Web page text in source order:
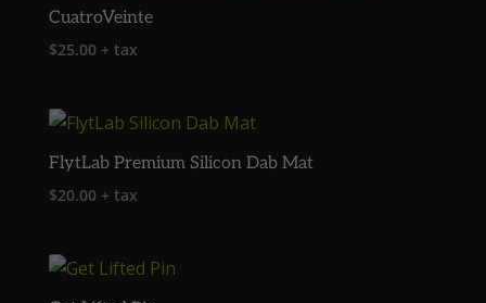
CuatroVeinte
$25.00 + tax
FlytLab Premium Silicon Dab Mat
$20.00 + tax